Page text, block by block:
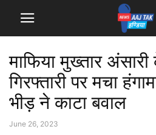
माफिया मुख्तार
गिरफ्तारी पर मचा
भीड़ ने काटा बवाल
June 26, 2023